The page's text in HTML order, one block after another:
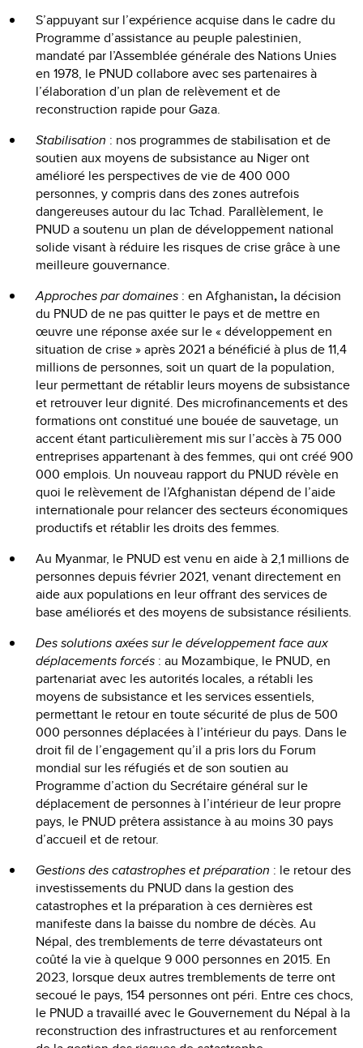
S’appuyant sur l’expérience acquise dans le cadre du
Programme d’assistance au peuple palestinien,
mandaté par l’Assemblée générale des Nations Unies
en 1978, le PNUD collabore avec ses partenaires à
l’élaboration d’un plan de relèvement et de
reconstruction rapide pour Gaza.
Stabilisation : nos programmes de stabilisation et de
soutien aux moyens de subsistance au Niger ont
amélioré les perspectives de vie de 400 000
personnes, y compris dans des zones autrefois
dangereuses autour du lac Tchad. Parallèlement, le
PNUD a soutenu un plan de développement national
solide visant à réduire les risques de crise grâce à une
meilleure gouvernance.
Approches par domaines : en Afghanistan, la décision
du PNUD de ne pas quitter le pays et de mettre en
œuvre une réponse axée sur le « développement en
situation de crise » après 2021 a bénéficié à plus de 11,4
millions de personnes, soit un quart de la population,
leur permettant de rétablir leurs moyens de subsistance
et retrouver leur dignité. Des microfinancements et des
formations ont constitué une bouée de sauvetage, un
accent étant particulièrement mis sur l’accès à 75 000
entreprises appartenant à des femmes, qui ont créé 900
000 emplois. Un nouveau rapport du PNUD révèle en
quoi le relèvement de l’Afghanistan dépend de l’aide
internationale pour relancer des secteurs économiques
productifs et rétablir les droits des femmes.
Au Myanmar, le PNUD est venu en aide à 2,1 millions de
personnes depuis février 2021, venant directement en
aide aux populations en leur offrant des services de
base améliorés et des moyens de subsistance résilients.
Des solutions axées sur le développement face aux
déplacements forcés : au Mozambique, le PNUD, en
partenariat avec les autorités locales, a rétabli les
moyens de subsistance et les services essentiels,
permettant le retour en toute sécurité de plus de 500
000 personnes déplacées à l’intérieur du pays. Dans le
droit fil de l’engagement qu’il a pris lors du Forum
mondial sur les réfugiés et de son soutien au
Programme d’action du Secrétaire général sur le
déplacement de personnes à l’intérieur de leur propre
pays, le PNUD prêtera assistance à au moins 30 pays
d’accueil et de retour.
Gestions des catastrophes et préparation : le retour des
investissements du PNUD dans la gestion des
catastrophes et la préparation à ces dernières est
manifeste dans la baisse du nombre de décès. Au
Népal, des tremblements de terre dévastateurs ont
coûté la vie à quelque 9 000 personnes en 2015. En
2023, lorsque deux autres tremblements de terre ont
secoué le pays, 154 personnes ont péri. Entre ces chocs,
le PNUD a travaillé avec le Gouvernement du Népal à la
reconstruction des infrastructures et au renforcement